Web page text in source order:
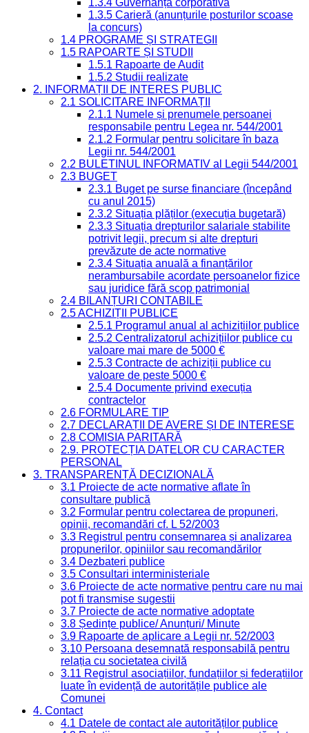
1.3.5 Carieră (anunțurile posturilor scoase
la concurs)
1.4 PROGRAME ȘI STRATEGII
1.5 RAPOARTE ȘI STUDII
1.5.1 Rapoarte de Audit
1.5.2 Studii realizate
2. INFORMAȚII DE INTERES PUBLIC
2.1 SOLICITARE INFORMAȚII
2.1.1 Numele și prenumele persoanei
responsabile pentru Legea nr. 544/2001
2.1.2 Formular pentru solicitare în baza
Legii nr. 544/2001
2.2 BULETINUL INFORMATIV al Legii 544/2001
2.3 BUGET
2.3.1 Buget pe surse financiare (începând
cu anul 2015)
2.3.2 Situația plăților (execuția bugetară)
2.3.3 Situația drepturilor salariale stabilite
potrivit legii, precum și alte drepturi
prevăzute de acte normative
2.3.4 Situația anuală a finanțărilor
nerambursabile acordate persoanelor fizice
sau juridice fără scop patrimonial
2.4 BILANȚURI CONTABILE
2.5 ACHIZIȚII PUBLICE
2.5.1 Programul anual al achizițiilor publice
2.5.2 Centralizatorul achizițiilor publice cu
valoare mai mare de 5000 €
2.5.3 Contracte de achiziții publice cu
valoare de peste 5000 €
2.5.4 Documente privind execuția
contractelor
2.6 FORMULARE TIP
2.7 DECLARAȚII DE AVERE ȘI DE INTERESE
2.8 COMISIA PARITARĂ
2.9. PROTECȚIA DATELOR CU CARACTER
PERSONAL
3. TRANSPARENȚĂ DECIZIONALĂ
3.1 Proiecte de acte normative aflate în
consultare publică
3.2 Formular pentru colectarea de propuneri,
opinii, recomandări cf. L 52/2003
3.3 Registrul pentru consemnarea și analizarea
propunerilor, opiniilor sau recomandărilor
3.4 Dezbateri publice
3.5 Consultari interministeriale
3.6 Proiecte de acte normative pentru care nu mai
pot fi transmise sugestii
3.7 Proiecte de acte normative adoptate
3.8 Ședințe publice/ Anunțuri/ Minute
3.9 Rapoarte de aplicare a Legii nr. 52/2003
3.10 Persoana desemnată responsabilă pentru
relația cu societatea civilă
3.11 Registrul asociațiilor, fundațiilor și federațiilor
luate în evidență de autoritățile publice ale
Comunei
4. Contact
4.1 Datele de contact ale autorităților publice